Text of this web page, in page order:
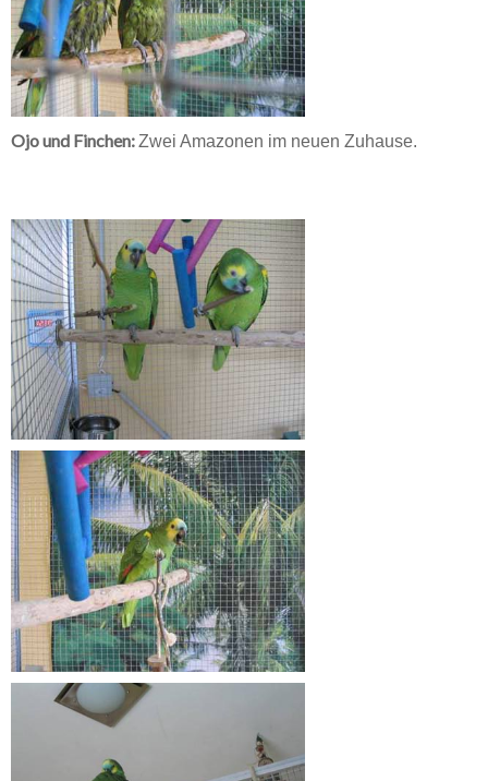
Ojo und Finchen:Zwei Amazonen im neuen Zuhause.